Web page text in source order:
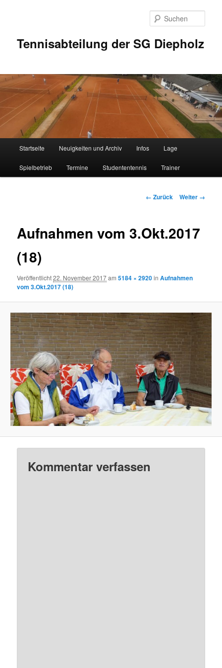
Tennisabteilung der SG Diepholz
Startseite Neuigkeiten und Archiv Infos Lage
Spielbetrieb Termine Studententennis Trainer
Bilder-
← Zurück Weiter →
Aufnahmen vom 3.Okt.2017
(18)
Veröffentlicht22. November 2017am5184 × 2920inAufnahmen
vom 3.Okt.2017 (18)
Kommentar verfassen